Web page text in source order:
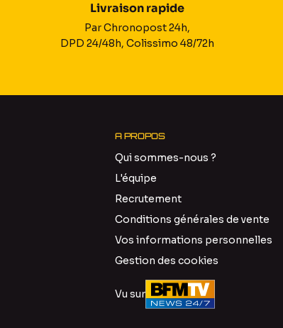
Livraison rapide
Par Chronopost 24h,
DPD 24/48h, Colissimo 48/72h
A PROPOS
Qui sommes-nous ?
L'équipe
Recrutement
Conditions générales de vente
Vos informations personnelles
Gestion des cookies
Vu sur